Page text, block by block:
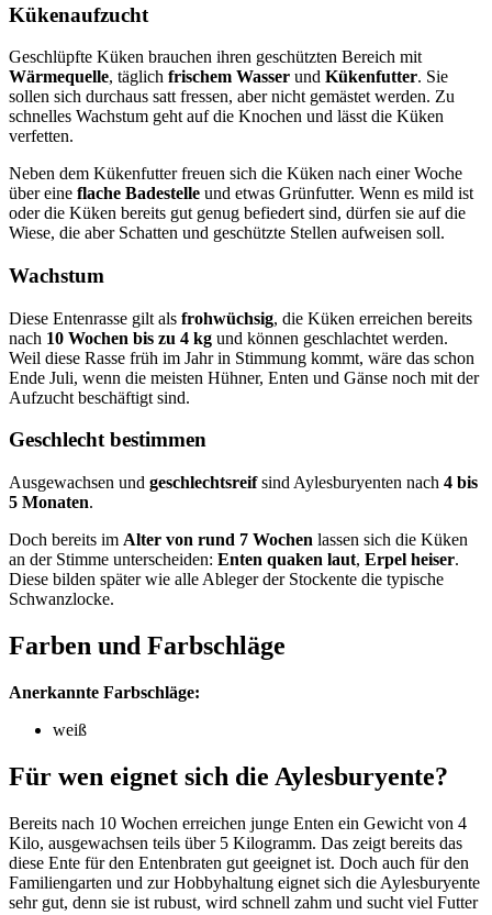
Kükenaufzucht
Geschlüpfte Küken brauchen ihren geschützten Bereich mit
Wärmequelle, täglich frischem Wasser und Kükenfutter. Sie
sollen sich durchaus satt fressen, aber nicht gemästet werden. Zu
schnelles Wachstum geht auf die Knochen und lässt die Küken
verfetten.
Neben dem Kükenfutter freuen sich die Küken nach einer Woche
über eine flache Badestelle und etwas Grünfutter. Wenn es mild ist
oder die Küken bereits gut genug befiedert sind, dürfen sie auf die
Wiese, die aber Schatten und geschützte Stellen aufweisen soll.
Wachstum
Diese Entenrasse gilt als frohwüchsig, die Küken erreichen bereits
nach 10 Wochen bis zu 4 kg und können geschlachtet werden.
Weil diese Rasse früh im Jahr in Stimmung kommt, wäre das schon
Ende Juli, wenn die meisten Hühner, Enten und Gänse noch mit der
Aufzucht beschäftigt sind.
Geschlecht bestimmen
Ausgewachsen und geschlechtsreifsind Aylesburyenten nach 4 bis
5 Monaten.
Doch bereits im Alter von rund 7 Wochen lassen sich die Küken
an der Stimme unterscheiden: Enten quaken laut, Erpel heiser.
Diese bilden später wie alle Ableger der Stockente die typische
Schwanzlocke.
Farben und Farbschläge
Anerkannte Farbschläge:
weiß
Für wen eignet sich die Aylesburyente?
Bereits nach 10 Wochen erreichen junge Enten ein Gewicht von 4
Kilo, ausgewachsen teils über 5 Kilogramm. Das zeigt bereits das
diese Ente für den Entenbraten gut geeignet ist. Doch auch für den
Familiengarten und zur Hobbyhaltung eignet sich die Aylesburyente
sehr gut, denn sie ist rubust, wird schnell zahm und sucht viel Futter